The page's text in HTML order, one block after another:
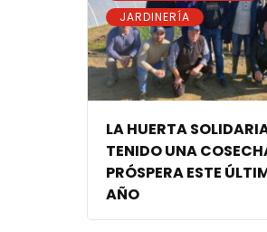
JARDINERÍA
LA HUERTA
TENIDO UNA
PRÓSPERA ESTE
AÑO